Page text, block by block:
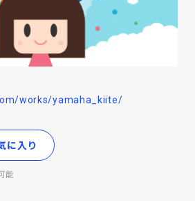
works/yamaha_kiite/
に入り
能